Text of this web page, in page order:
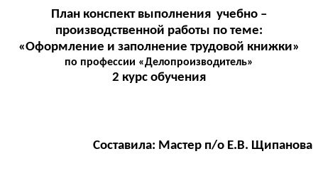
План конспект выполнения учебно –
производственной работы по теме:
«Оформление и заполнение трудовой книжки»
по профессии «Делопроизводитель»
2 курс обучения
Составила: Мастер п/о Е.В. Щипанова